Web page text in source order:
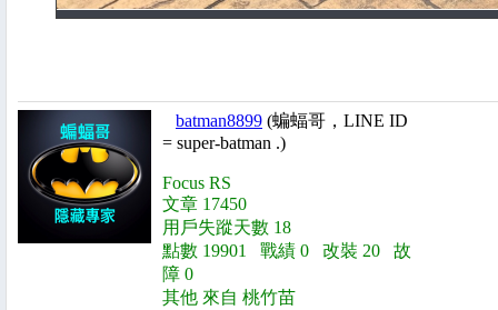
batman8899 (蝙蝠哥，LINE ID
= super-batman .)
Focus RS
文章 17450
用戶失蹤天數 18
點數 19901 戰績 0 改裝 20 故
障 0
其他 來自 桃竹苗